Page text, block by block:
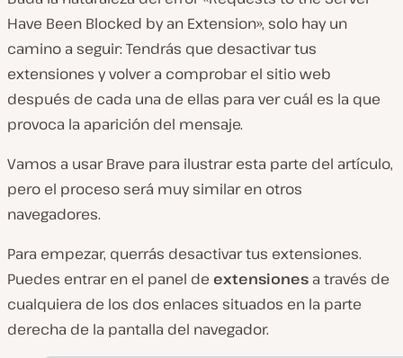
Have Been Blocked by an Extension», solo hay un
camino a seguir: Tendrás que desactivar tus
extensiones y volver a comprobar el sitio web
después de cada una de ellas para ver cuál es la que
provoca la aparición del mensaje.
Vamos a usar Brave para ilustrar esta parte del artículo,
pero el proceso será muy similar en otros
navegadores.
Para empezar, querrás desactivar tus extensiones.
Puedes entrar en el panel de extensiones a través de
cualquiera de los dos enlaces situados en la parte
derecha de la pantalla del navegador.